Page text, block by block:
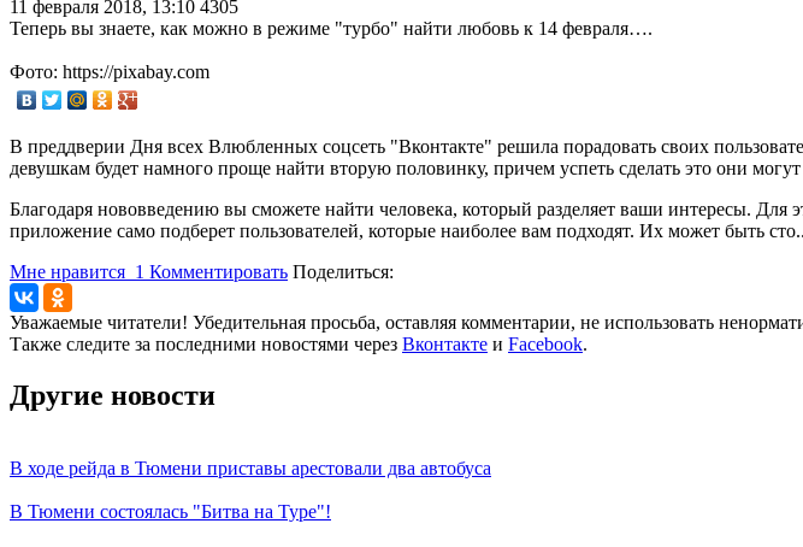
11 февраля 2018, 13:10 4305
Теперь вы знаете, как можно в режиме "турбо" найти любовь к 14 февраля….
Фото: https://pixabay.com
В преддверии Дня всех Влюбленных соцсеть "Вконтакте" решила порадовать своих
девушкам будет намного проще найти вторую половинку, причем успеть сделать это они
Благодаря нововведению вы сможете найти человека, который разделяет ваши интересы.
приложение само подберет пользователей, которые наиболее вам подходят. Их может быть
Мне нравится 1 Комментировать Поделиться:
Уважаемые читатели! Убедительная просьба, оставляя комментарии, не использовать
Также следите за последними новостями через Вконтакте и Facebook.
Другие новости
В ходе рейда в Тюмени приставы арестовали два автобуса
В Тюмени состоялась "Битва на Туре"!